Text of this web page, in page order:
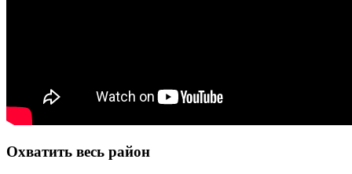
Охватить весь район